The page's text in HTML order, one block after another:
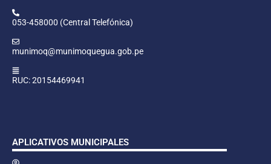
053-458000 (Central Telefónica)
munimoq@munimoquegua.gob.pe
RUC: 20154469941
APLICATIVOS MUNICIPALES